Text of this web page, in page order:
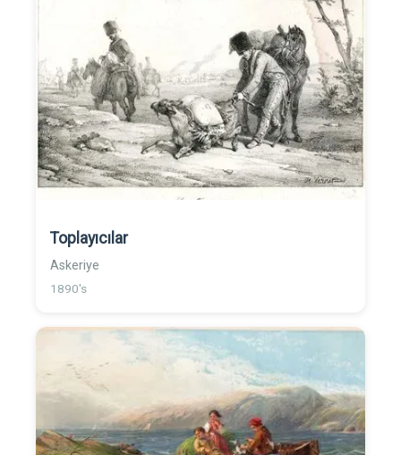
Toplayıcılar
Askeriye
1890's